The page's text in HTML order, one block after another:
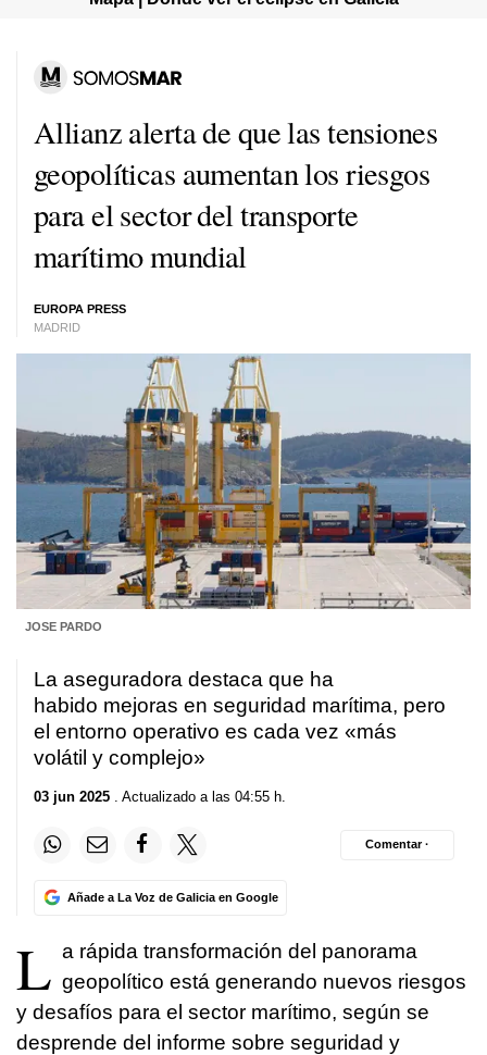
Allianz alerta de que las tensiones
geopolíticas aumentan los riesgos
para el sector del transporte
marítimo mundial
EUROPA PRESS
MADRID
JOSE PARDO
La aseguradora destaca que ha
habido mejoras en seguridad marítima, pero
el entorno operativo es cada vez «más
volátil y complejo»
03 jun 2025 . Actualizado a las 04:55 h.
Añade a La Voz de Galicia en Google
Comentar ·
L a rápida transformación del panorama
geopolítico está generando nuevos riesgos
y desafíos para el sector marítimo, según se
desprende del informe sobre seguridad y